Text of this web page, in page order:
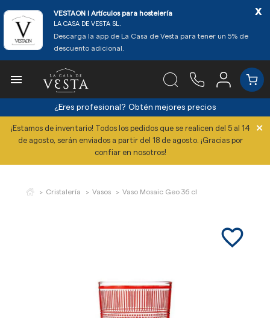
VESTAON l Artículos para hostelería
LA CASA DE VESTA SL.
Descarga la app de La Casa de Vesta para tener un 5% de
descuento adicional.
x

¿Eres profesional? Obtén mejores precios
¡Estamos de inventario! Todos los pedidos que se realicen del 5 al 14
de agosto, serán enviados a partir del 18 de agosto. ¡Gracias por
confiar en nosotros!
×
Cristalería Vasos Vaso Mosaic Geo 36 cl
favorite_border